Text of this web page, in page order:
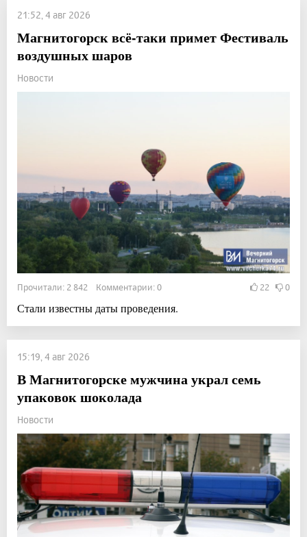
21:52, 4 авг 2026
Магнитогорск всё-таки примет Фестиваль
воздушных шаров
Новости
Прочитали: 2 842 Комментарии: 0 22 0
Стали известны даты проведения.
15:19, 4 авг 2026
В Магнитогорске мужчина украл семь
упаковок шоколада
Новости